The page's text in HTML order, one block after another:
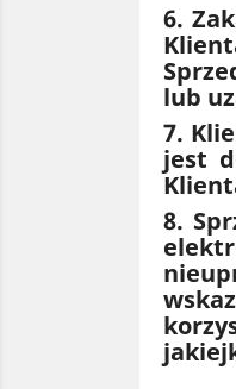
6.
lub
7.
jest
8.